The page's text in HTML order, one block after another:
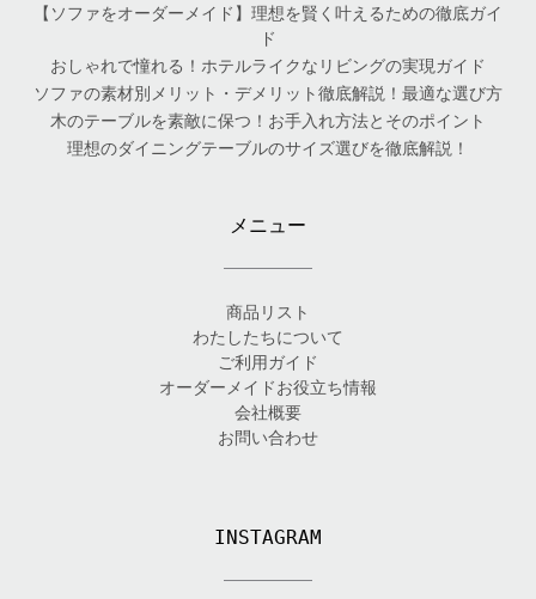
【ソファをオーダーメイド】理想を賢く叶えるための徹底ガイ
ド
おしゃれで憧れる！ホテルライクなリビングの実現ガイド
ソファの素材別メリット・デメリット徹底解説！最適な選び方
木のテーブルを素敵に保つ！お手入れ方法とそのポイント
理想のダイニングテーブルのサイズ選びを徹底解説！
メニュー
商品リスト
わたしたちについて
ご利用ガイド
オーダーメイドお役立ち情報
会社概要
お問い合わせ
INSTAGRAM